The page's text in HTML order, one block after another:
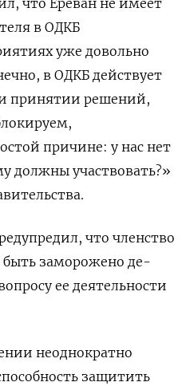
в ОДКБ
уже довольно
в ОДКБ действует
принятии решений,
причине: у нас нет
должны участвовать?»
что членство
заморожено де-
ее деятельности
неоднократно
защитить